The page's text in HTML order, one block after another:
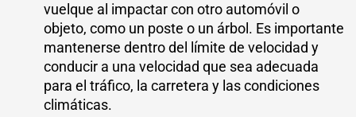
vuelque al impactar con otro automóvil o
objeto, como un poste o un árbol. Es importante
mantenerse dentro del límite de velocidad y
conducir a una velocidad que sea adecuada
para el tráfico, la carretera y las condiciones
climáticas.